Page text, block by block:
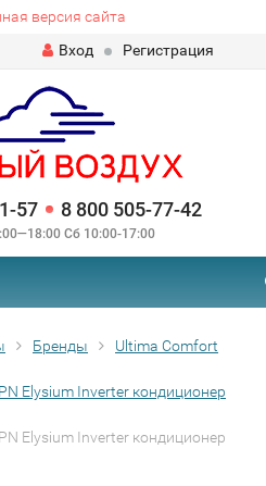
версия сайта
Вход Регистрация
57 8 800 505-77-42
Сб 10:00-17:00
Бренды
Ultima Comfort
Elysium Inverter кондиционер
Elysium Inverter кондиционер